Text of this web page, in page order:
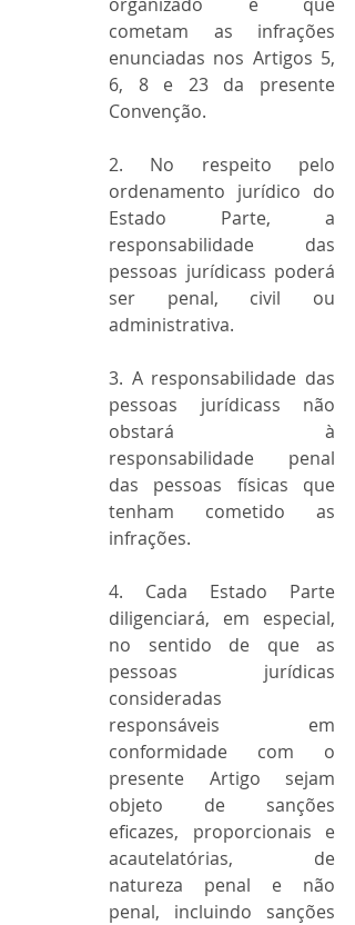
cometam as infrações
enunciadas nos Artigos 5,
6, 8 e 23 da presente
Convenção.
2. No respeito pelo
ordenamento jurídico do
Estado Parte, a
responsabilidade das
pessoas jurídicass poderá
ser penal, civil ou
administrativa.
3. A responsabilidade das
pessoas jurídicass não
obstará à
responsabilidade penal
das pessoas físicas que
tenham cometido as
infrações.
4. Cada Estado Parte
diligenciará, em especial,
no sentido de que as
pessoas jurídicas
consideradas
responsáveis em
conformidade com o
presente Artigo sejam
objeto de sanções
eficazes, proporcionais e
acautelatórias, de
natureza penal e não
penal, incluindo sanções